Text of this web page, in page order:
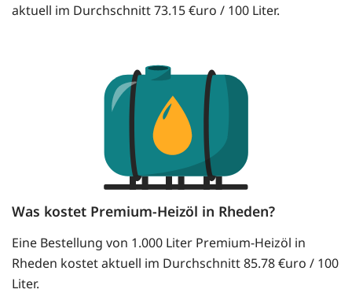
aktuell im Durchschnitt 73.15 €uro / 100 Liter.
Was kostet Premium-Heizöl in Rheden?
Eine Bestellung von 1.000 Liter Premium-Heizöl in
Rheden kostet aktuell im Durchschnitt 85.78 €uro / 100
Liter.